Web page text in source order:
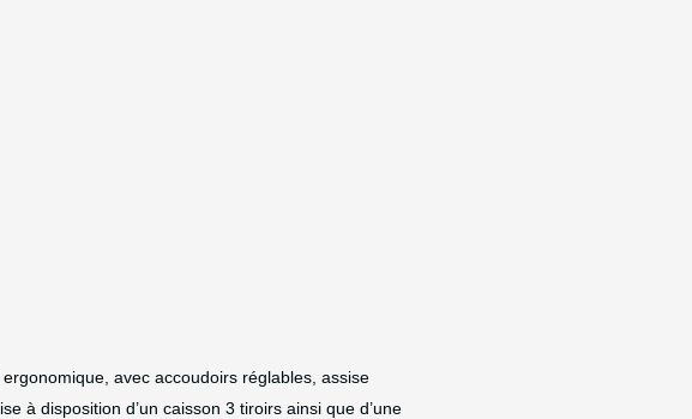
avec accoudoirs réglables, assise
à disposition d’un caisson 3 tiroirs ainsi que d’une